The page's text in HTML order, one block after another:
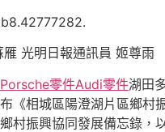
雁 光明日報通訊員 姬尊雨
Porsche零件Audi零件湖田
《相城區陽澄湖片區鄉村
村振興協同發展備忘錄